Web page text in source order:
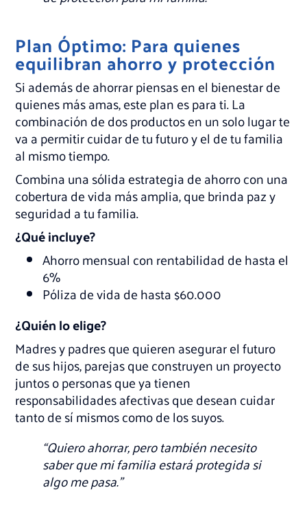
Plan Óptimo: Para quienes
equilibran ahorro y protección
Si además de ahorrar piensas en el bienestar de
quienes más amas, este plan es para ti. La
combinación de dos productos en un solo lugar te
va a permitir cuidar de tu futuro y el de tu familia
al mismo tiempo.
Combina una sólida estrategia de ahorro con una
cobertura de vida más amplia, que brinda paz y
seguridad a tu familia.
¿Qué incluye?
Ahorro mensual con rentabilidad de hasta el
6%
Póliza de vida de hasta $60.000
¿Quién lo elige?
Madres y padres que quieren asegurar el futuro
de sus hijos, parejas que construyen un proyecto
juntos o personas que ya tienen
responsabilidades afectivas que desean cuidar
tanto de sí mismos como de los suyos.
“Quiero ahorrar, pero también necesito
saber que mi familia estará protegida si
algo me pasa.”